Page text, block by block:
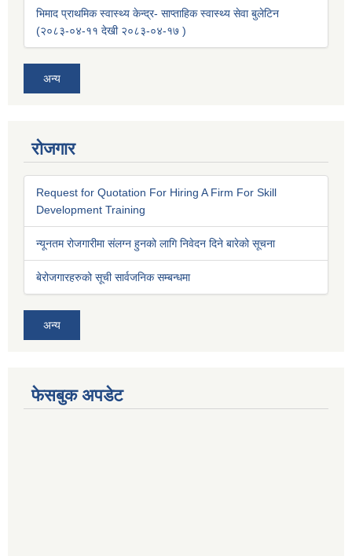
भिमाद प्राथमिक स्वास्थ्य केन्द्र- साप्ताहिक स्वास्थ्य सेवा बुलेटिन
(२०८३-०४-११ देखी २०८३-०४-१७ )
अन्य
रोजगार
Request for Quotation For Hiring A Firm For Skill
Development Training
न्यूनतम रोजगारीमा संलग्न हुनको लागि निवेदन दिने बारेको सूचना
बेरोजगारहरुको सूची सार्वजनिक सम्बन्धमा
अन्य
फेसबुक अपडेट